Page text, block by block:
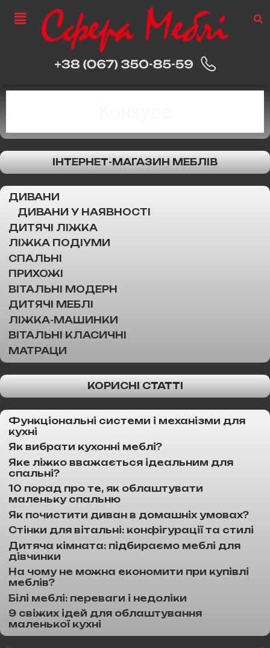
ІНТЕРНЕТ-МАГАЗИН МЕБЛІВ
ДИВАНИ
ДИВАНИ У НАЯВНОСТІ
ДИТЯЧІ ЛІЖКА
ЛІЖКА ПОДІУМИ
СПАЛЬНІ
ПРИХОЖІ
ВІТАЛЬНІ МОДЕРН
ДИТЯЧІ МЕБЛІ
ЛІЖКА-МАШИНКИ
ВІТАЛЬНІ КЛАСИЧНІ
МАТРАЦИ
КОРИСНІ СТАТТІ
Функціональні системи і механізми для
кухні
Як вибрати кухонні меблі?
Яке ліжко вважається ідеальним для
спальні?
10 порад про те, як облаштувати
маленьку спальню
Як почистити диван в домашніх умовах?
Стінки для вітальні: конфігурації та стилі
Дитяча кімната: підбираємо меблі для
дівчинки
На чому не можна економити при купівлі
меблів?
Білі меблі: переваги і недоліки
9 свіжих ідей для облаштування
маленької кухні